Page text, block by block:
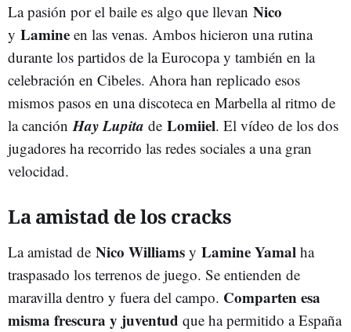
La pasión por el baile es algo que llevan Nico
y Lamine en las venas. Ambos hicieron una rutina
durante los partidos de la Eurocopa y también en la
celebración en Cibeles. Ahora han replicado esos
mismos pasos en una discoteca en Marbella al ritmo de
la canciónHay Lupita de Lomiiel. El vídeo de los dos
jugadores ha recorrido las redes sociales a una gran
velocidad.
La amistad de los cracks
La amistad de Nico Williams y Lamine Yamal ha
traspasado los terrenos de juego. Se entienden de
maravilla dentro y fuera del campo. Comparten esa
misma frescura y juventud que ha permitido a España